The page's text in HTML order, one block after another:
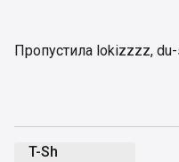
Пропустила lokizzzz,
T-Sh